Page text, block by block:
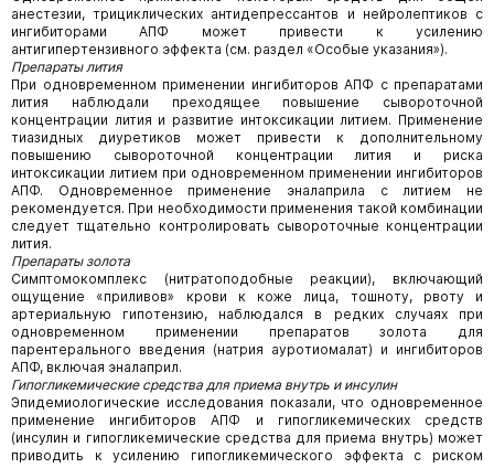
анестезии, трициклических антидепрессантов и нейролептиков с
ингибиторами АПФ может привести к усилению
антигипертензивного эффекта (см. раздел «Особые указания»).
Препараты лития
При одновременном применении ингибиторов АПФ с препаратами
лития наблюдали преходящее повышение сывороточной
концентрации лития и развитие интоксикации литием. Применение
тиазидных диуретиков может привести к дополнительному
повышению сывороточной концентрации лития и риска
интоксикации литием при одновременном применении ингибиторов
АПФ. Одновременное применение эналаприла с литием не
рекомендуется. При необходимости применения такой комбинации
следует тщательно контролировать сывороточные концентрации
лития.
Препараты золота
Симптомокомплекс (нитратоподобные реакции), включающий
ощущение «приливов» крови к коже лица, тошноту, рвоту и
артериальную гипотензию, наблюдался в редких случаях при
одновременном применении препаратов золота для
парентерального введения (натрия ауротиомалат) и ингибиторов
АПФ, включая эналаприл.
Гипогликемические средства для приема внутрь и инсулин
Эпидемиологические исследования показали, что одновременное
применение ингибиторов АПФ и гипогликемических средств
(инсулин и гипогликемические средства для приема внутрь) может
приводить к усилению гипогликемического эффекта с риском